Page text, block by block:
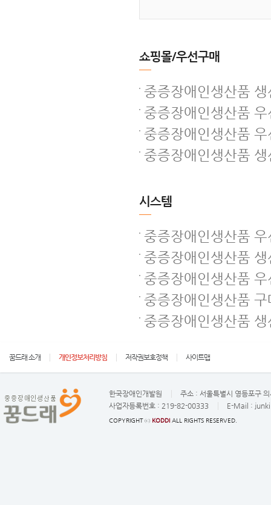
쇼핑몰/우선구매
중증장애인생산품
중증장애인생산품
중증장애인생산품
중증장애인생산품
시스템
중증장애인생산품
중증장애인생산품
중증장애인생산품
중증장애인생산품
중증장애인생산품
꿈드래 소개 개인정보처리방침 저작권보호정책 사이트맵
한국장애인개발원 주소 : 서울특별시 영등포구
사업자등록번호 : 219-82-00333 E-Mail :
COPYRIGHT ⓒ KODDI ALL RIGHTS RESERVED.